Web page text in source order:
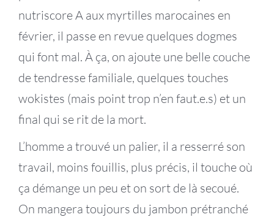
nutriscore A aux myrtilles marocaines en
février, il passe en revue quelques dogmes
qui font mal. À ça, on ajoute une belle couche
de tendresse familiale, quelques touches
wokistes (mais point trop n’en faut.e.s) et un
final qui se rit de la mort.
L’homme a trouvé un palier, il a resserré son
travail, moins fouillis, plus précis, il touche où
ça démange un peu et on sort de là secoué.
On mangera toujours du jambon prétranché